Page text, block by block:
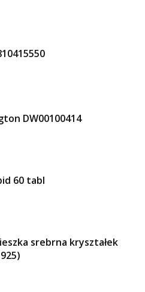
DW00100414
60 tabl
srebrna kryształek